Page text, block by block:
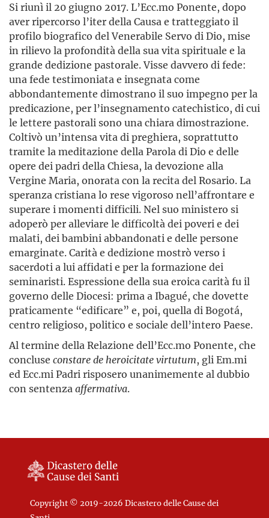
Si riunì il 20 giugno 2017. L’Ecc.mo Ponente, dopo
aver ripercorso l’iter della Causa e tratteggiato il
profilo biografico del Venerabile Servo di Dio, mise
in rilievo la profondità della sua vita spirituale e la
grande dedizione pastorale. Visse davvero di fede:
una fede testimoniata e insegnata come
abbondantemente dimostrano il suo impegno per la
predicazione, per l’insegnamento catechistico, di cui
le lettere pastorali sono una chiara dimostrazione.
Coltivò un’intensa vita di preghiera, soprattutto
tramite la meditazione della Parola di Dio e delle
opere dei padri della Chiesa, la devozione alla
Vergine Maria, onorata con la recita del Rosario. La
speranza cristiana lo rese vigoroso nell’affrontare e
superare i momenti difficili. Nel suo ministero si
adoperò per alleviare le difficoltà dei poveri e dei
malati, dei bambini abbandonati e delle persone
emarginate. Carità e dedizione mostrò verso i
sacerdoti a lui affidati e per la formazione dei
seminaristi. Espressione della sua eroica carità fu il
governo delle Diocesi: prima a Ibagué, che dovette
praticamente “edificare” e, poi, quella di Bogotá,
centro religioso, politico e sociale dell’intero Paese.
Al termine della Relazione dell’Ecc.mo Ponente, che
concluse constare de heroicitate virtutum, gli Em.mi
ed Ecc.mi Padri risposero unanimemente al dubbio
con sentenzaaffermativa.
Copyright © 2019-2026 Dicastero delle Cause dei